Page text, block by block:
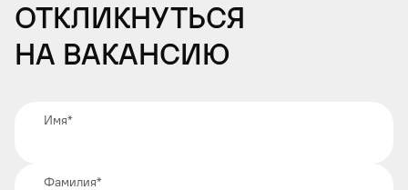
Откликнуться
на вакансию
Имя*
Фамилия*